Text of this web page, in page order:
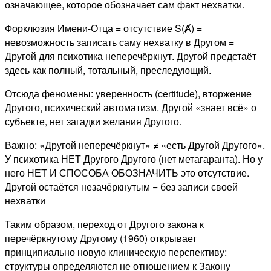
означающее, которое обозначает сам факт нехватки.
Форклюзия Имени-Отца = отсутствие S(Ⱥ) =
невозможность записать саму нехватку в Другом =
Другой для психотика неперечёркнут. Другой предстаёт
здесь как полный, тотальный, преследующий.
Отсюда феномены: уверенность (certitude), вторжение
Другого, психический автоматизм. Другой «знает всё» о
субъекте, нет загадки желания Другого.
Важно: «Другой неперечёркнут» ≠ «есть Другой Другого».
У психотика НЕТ Другого Другого (нет метагаранта). Но у
него НЕТ И СПОСОБА ОБОЗНАЧИТЬ это отсутствие.
Другой остаётся незачёркнутым = без записи своей
нехватки
Таким образом, переход от Другого закона к
перечёркнутому Другому (1960) открывает
принципиально новую клиническую перспективу:
структуры определяются не отношением к Закону